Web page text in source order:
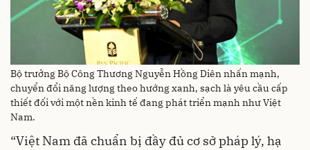
Bộ trưởng Bộ Công Thương Nguyễn Hồng Diên nhấn mạnh,
chuyển đổi năng lượng theo hướng xanh, sạch là yêu cầu cấp
thiết đối với một nền kinh tế đang phát triển mạnh như Việt
Nam.
“Việt Nam đã chuẩn bị đầy đủ cơ sở pháp lý, hạ